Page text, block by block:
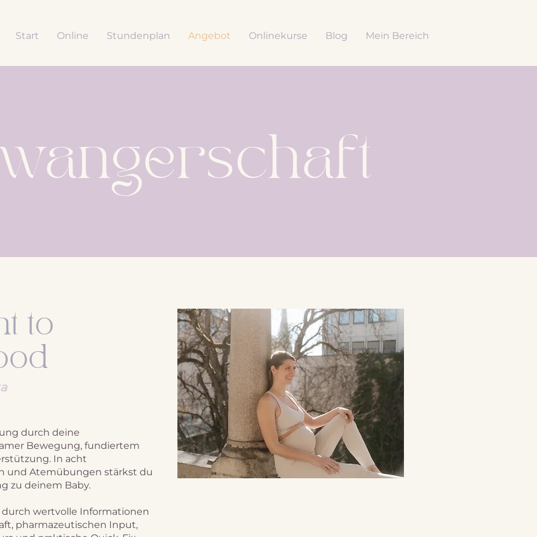
Start Online Stundenplan Angebot Onlinekurse Blog Mein Bereich
to
durch deine
Bewegung, fundiertem
In acht
und Atemübungen stärkst du
zu deinem Baby.
wertvolle Informationen
pharmazeutischen Input,